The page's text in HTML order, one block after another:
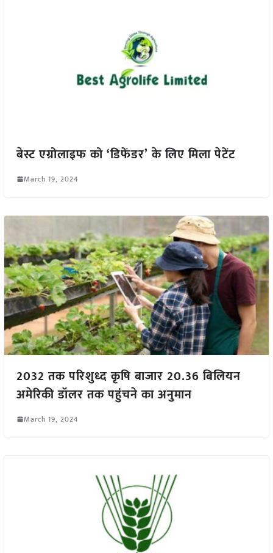
बेस्ट एग्रोलाइफ को ‘डिफेंडर’ के लिए मिला पेटेंट
March 19, 2024
2032 तक परिशुध्द कृषि बाजार 20.36 बिलियन
अमेरिकी डॉलर तक पहुंचने का अनुमान
March 19, 2024